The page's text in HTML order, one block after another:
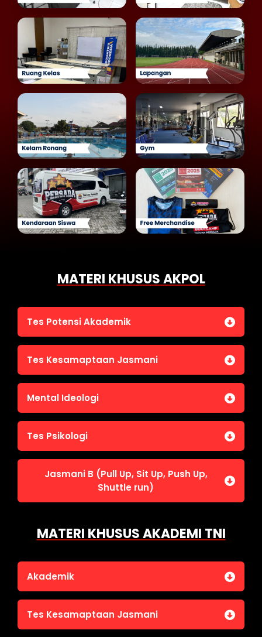
MATERI KHUSUS AKPOL
Tes Potensi Akademik
Bahasa Indonesia
Penalaran Numerik
Pengetahuan Umum (termasuk UU Kepolisian)
Tes Wawasan Kebangsaan
Tes Kesamaptaan Jasmani
Jasmani A (Lari 12 menit)
Mental Ideologi
Mental Ideologi
Tes Psikologi
Tes Kecerdasan
Tes Kecermatan
Tes Kepribadian
Jasmani B (Pull Up, Sit Up, Push Up,
Shuttle run)
MATERI KHUSUS AKADEMI TNI
Akademik
Bahasa Indonesia
Tes Kesamaptaan Jasmani